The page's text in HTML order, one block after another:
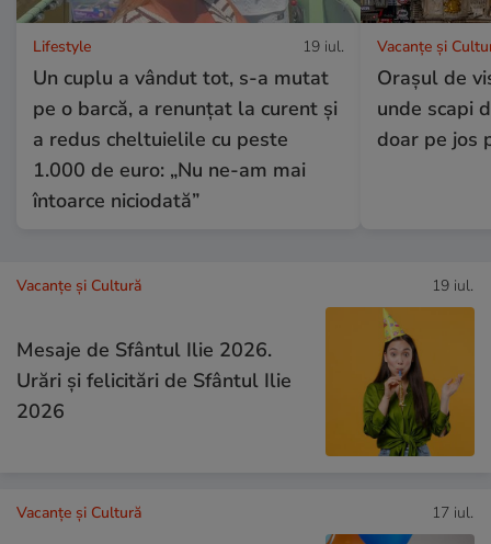
Lifestyle 19 iul.
Un cuplu a vândut tot, s-a mutat
pe o barcă, a renunțat la curent și
a redus cheltuielile cu peste
1.000 de euro: „Nu ne-am mai
întoarce niciodată”
Vacanțe și
Orașul de
unde scapi
doar pe jos
Vacanțe și Cultură 19 iul.
Mesaje de Sfântul Ilie 2026.
Urări și felicitări de Sfântul Ilie
2026
Vacanțe și Cultură 17 iul.